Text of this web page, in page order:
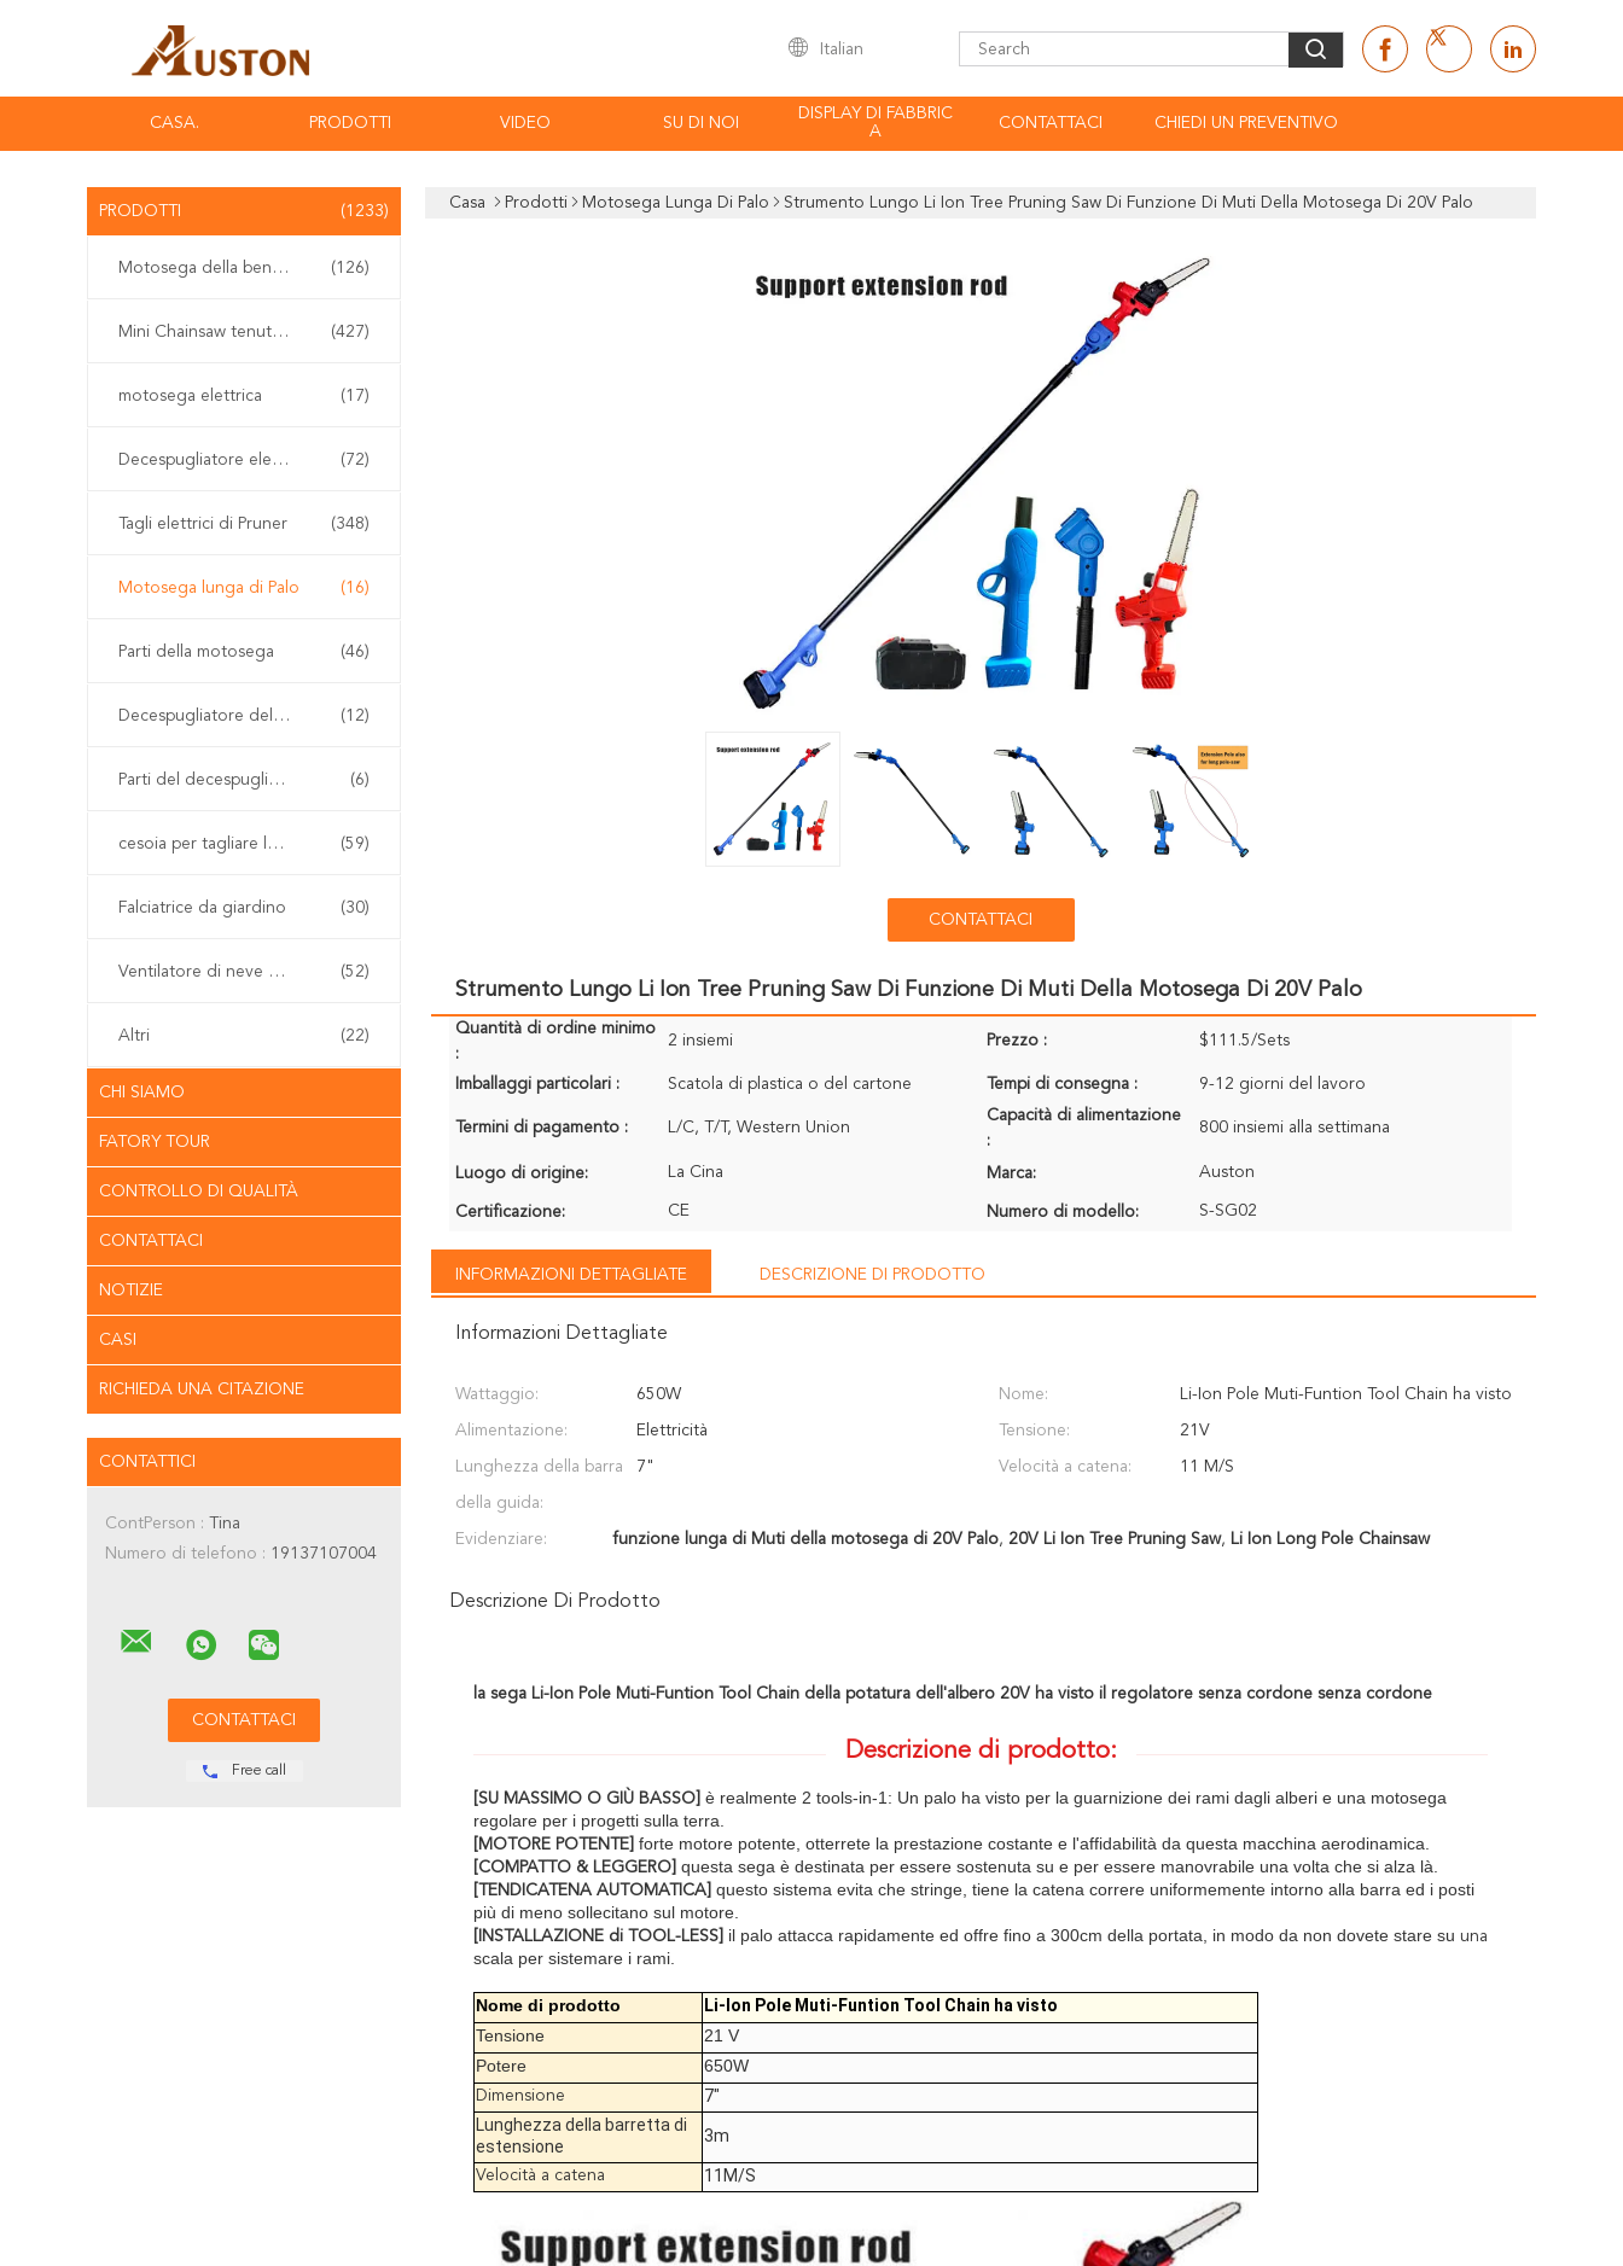
Italian
CASA. PRODOTTI VIDEO SU DI NOI
DISPLAY DI FABBRIC
A
CONTATTACI CHIEDI UN PREVENTIVO
PRODOTTI (1233)
Motosega della benzina (126)
Mini Chainsaw tenuto in mano (427)
motosega elettrica (17)
Decespugliatore elettrico (72)
Tagli elettrici di Pruner (348)
Motosega lunga di Palo (16)
Parti della motosega (46)
Decespugliatore della benzina (12)
Parti del decespugliatore (6)
cesoia per tagliare le siepi senza cordone (59)
Falciatrice da giardino (30)
Ventilatore di neve e della foglia (52)
Altri (22)
CHI SIAMO
FATORY TOUR
CONTROLLO DI QUALITÀ
CONTATTACI
NOTIZIE
CASI
RICHIEDA UNA CITAZIONE
CONTATTICI
ContPerson : Tina
Numero di telefono : 19137107004
Free call
Casa Prodotti Motosega Lunga Di Palo Strumento Lungo Li Ion Tree Pruning Saw Di Funzione Di Muti Della Motosega Di 20V Palo
CONTATTACI
Strumento Lungo Li Ion Tree Pruning Saw Di Funzione Di Muti Della Motosega Di 20V Palo
Quantità di ordine minimo
:
2 insiemi Prezzo : $111.5/Sets
Imballaggi particolari : Scatola di plastica o del cartone Tempi di consegna : 9-12 giorni del lavoro
Termini di pagamento : L/C, T/T, Western Union
Capacità di alimentazione
:
800 insiemi alla settimana
Luogo di origine: La Cina Marca: Auston
Certificazione: CE Numero di modello: S-SG02
INFORMAZIONI DETTAGLIATE DESCRIZIONE DI PRODOTTO
Informazioni Dettagliate
Wattaggio: 650W Nome: Li-Ion Pole Muti-Funtion Tool Chain ha visto
Alimentazione: Elettricità Tensione: 21V
Lunghezza della barra
della guida:
7" Velocità a catena: 11 M/S
Evidenziare: funzione lunga di Muti della motosega di 20V Palo, 20V Li Ion Tree Pruning Saw, Li Ion Long Pole Chainsaw
Descrizione Di Prodotto
la sega Li-Ion Pole Muti-Funtion Tool Chain della potatura dell'albero 20V ha visto il regolatore senza cordone senza cordone
Descrizione di prodotto:
[SU MASSIMO O GIÙ BASSO] è realmente 2 tools-in-1: Un palo ha visto per la guarnizione dei rami dagli alberi e una motosega
regolare per i progetti sulla terra.
[MOTORE POTENTE] forte motore potente, otterrete la prestazione costante e l'affidabilità da questa macchina aerodinamica.
[COMPATTO & LEGGERO] questa sega è destinata per essere sostenuta su e per essere manovrabile una volta che si alza là.
[TENDICATENA AUTOMATICA] questo sistema evita che stringe, tiene la catena correre uniformemente intorno alla barra ed i posti
più di meno sollecitano sul motore.
[INSTALLAZIONE di TOOL-LESS] il palo attacca rapidamente ed offre fino a 300cm della portata, in modo da non dovete stare su una
scala per sistemare i rami.
Nome di prodotto
Li-Ion Pole Muti-Funtion Tool Chain ha visto
Tensione
21 V
Potere
650W
Dimensione
7"
Lunghezza della barretta di
estensione
3m
Velocità a catena 11M/S